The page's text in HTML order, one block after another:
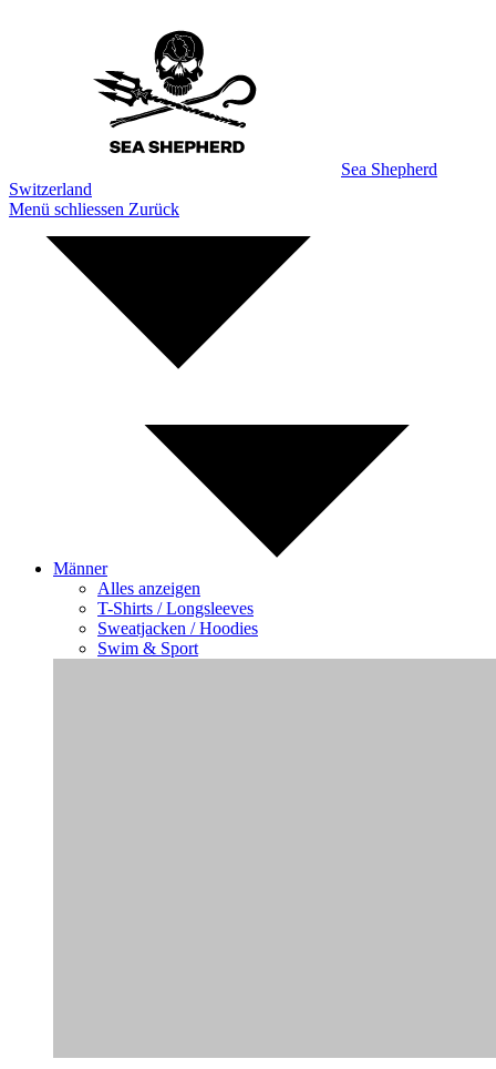
Sea Shepherd
Switzerland
Menü schliessen Zurück
Männer
Alles anzeigen
T-Shirts / Longsleeves
Sweatjacken / Hoodies
Swim & Sport